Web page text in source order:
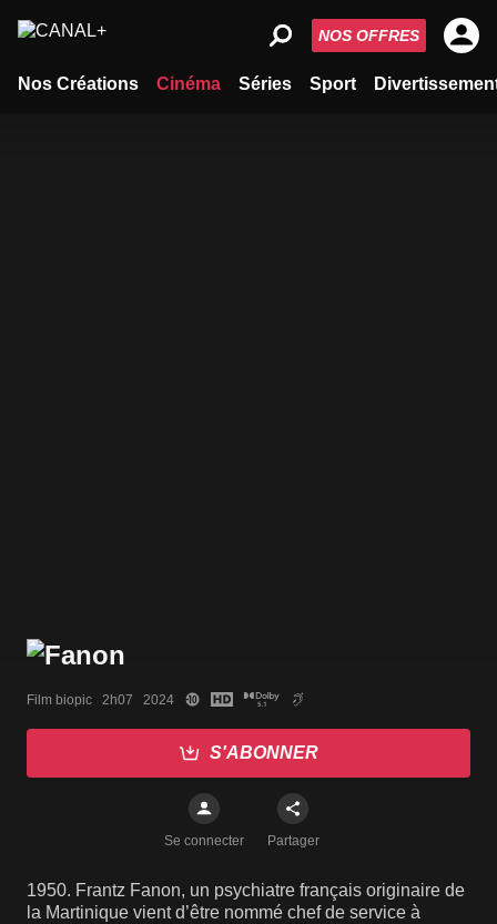
Nos Créations Cinéma Séries Sport
NOS OFFRES
Film biopic   2h07   2024
S'ABONNER
Se connecter Partager
1950. Frantz Fanon, un psychiatre français originaire de
la Martinique vient d’être nommé chef de service à